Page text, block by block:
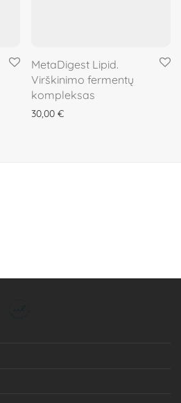
MetaDigest Lipid.
Virškinimo fermentų
kompleksas
30,00 €